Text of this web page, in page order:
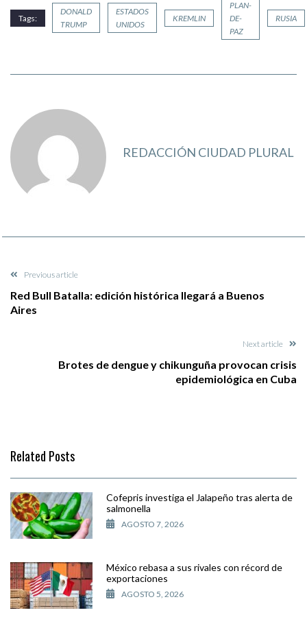
Tags:
DONALD
TRUMP
ESTADOS
UNIDOS
KREMLIN
PLAN-
DE-
PAZ
RUSIA
REDACCIÓN CIUDAD PLURAL
Previous article
Red Bull Batalla: edición histórica llegará a Buenos
Aires
Next article
Brotes de dengue y chikunguña provocan crisis
epidemiológica en Cuba
Related Posts
Cofepris investiga el Jalapeño tras alerta de
salmonella
AGOSTO 7, 2026
México rebasa a sus rivales con récord de
exportaciones
AGOSTO 5, 2026